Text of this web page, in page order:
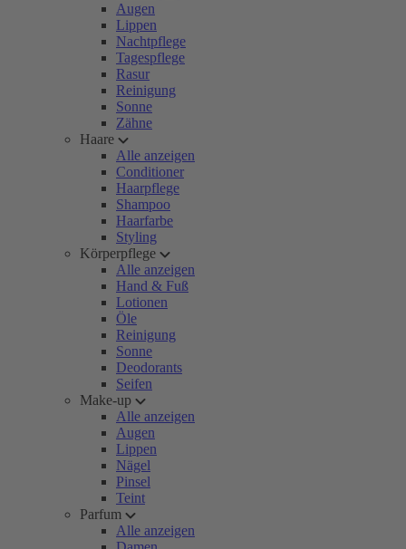
Augen
Lippen
Nachtpflege
Tagespflege
Rasur
Reinigung
Sonne
Zähne
Haare
Alle anzeigen
Conditioner
Haarpflege
Shampoo
Haarfarbe
Styling
Körperpflege
Alle anzeigen
Hand & Fuß
Lotionen
Öle
Reinigung
Sonne
Deodorants
Seifen
Make-up
Alle anzeigen
Augen
Lippen
Nägel
Pinsel
Teint
Parfum
Alle anzeigen